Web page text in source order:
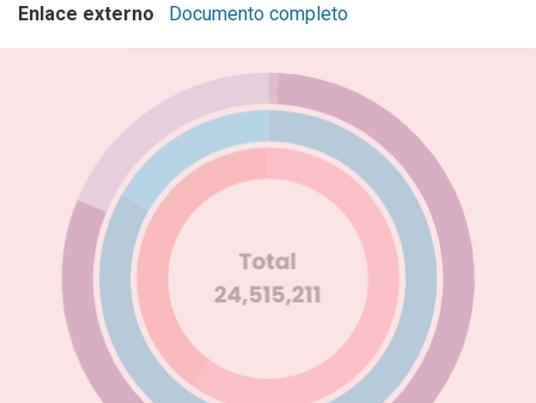
Enlace externo Documento completo